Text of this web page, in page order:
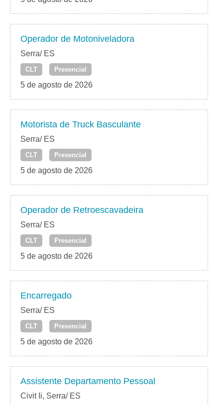
Operador de Motoniveladora
Serra/ ES
CLT Presencial
5 de agosto de 2026
Motorista de Truck Basculante
Serra/ ES
CLT Presencial
5 de agosto de 2026
Operador de Retroescavadeira
Serra/ ES
CLT Presencial
5 de agosto de 2026
Encarregado
Serra/ ES
CLT Presencial
5 de agosto de 2026
Assistente Departamento Pessoal
Civit Ii, Serra/ ES